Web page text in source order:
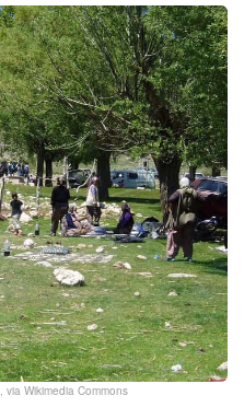
, via Wikimedia Commons